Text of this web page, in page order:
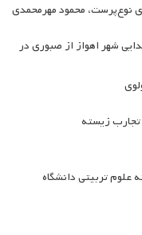
نوع‌پرست، محمود مهرمحمدی
شهر اهواز از صبوری در
زیسته
علوم تربیتی دانشگاه